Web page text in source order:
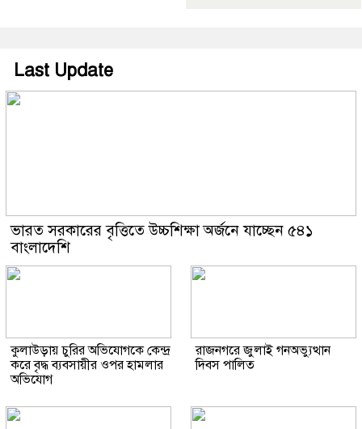
Last Update
ভারত সরকারের বৃত্তিতে উচ্চশিক্ষা অর্জনে যাচ্ছেন ৫৪১
বাংলাদেশি
কুলাউড়ায় চুরির অভিযোগকে কেন্দ্র
করে বৃদ্ধ ব্যবসায়ীর ওপর হামলার
অভিযোগ
রাজনগরে জুলাই গনঅভ্যুত্থান
দিবস পালিত